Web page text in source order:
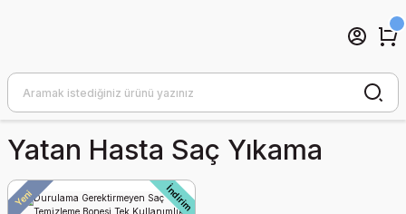
Yatan Hasta Saç Yıkama
Yeni İndirim